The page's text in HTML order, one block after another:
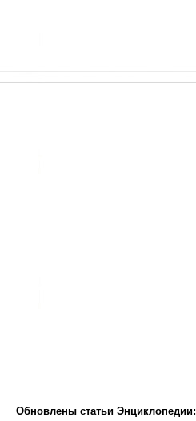
Обновлены статьи Энциклопедии: